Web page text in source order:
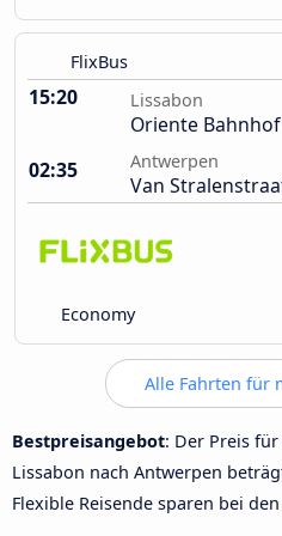
FlixBus
15:20 Lissabon
Oriente Bahnhof
02:35
Antwerpen
Van
Economy
Alle Fahrten für
Bestpreisangebot: Der Preis
Lissabon nach Antwerpen
Flexible Reisende sparen bei